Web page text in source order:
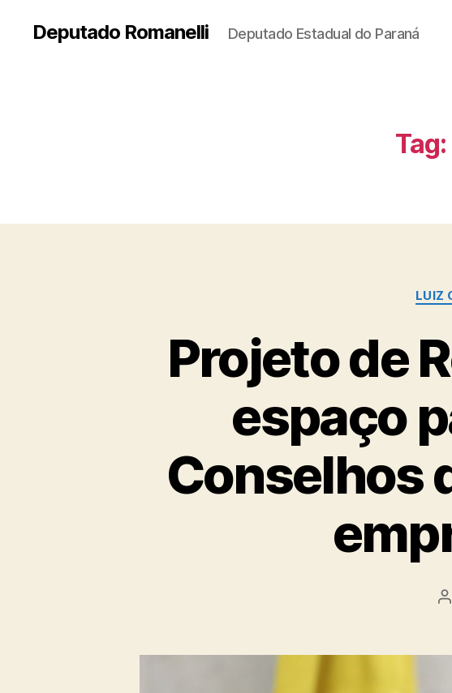
Deputado Romanelli Deputado Estadual do Paraná
Tag:
LUIZ
Projeto de
espaço
Conselhos